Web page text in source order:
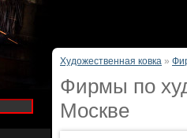
Художественная ковка »
Фирмы по
Москве